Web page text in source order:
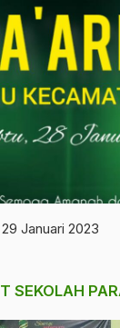
Januari 2023
SEKOLAH